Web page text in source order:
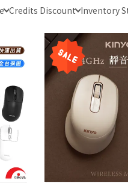
Credits Discount Inventory